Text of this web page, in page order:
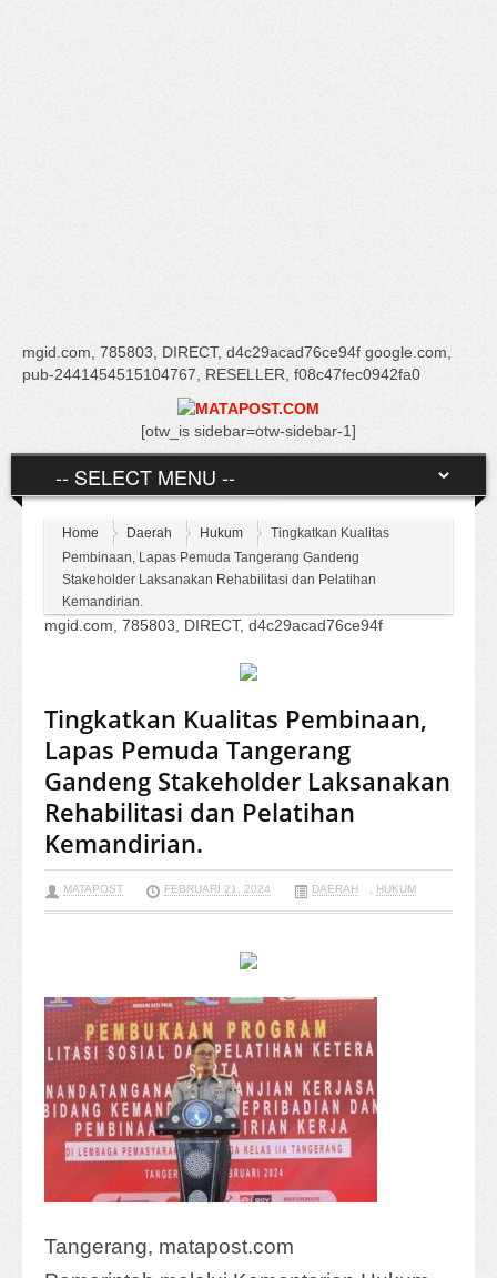
mgid.com, 785803, DIRECT, d4c29acad76ce94f google.com,
pub-2441454515104767, RESELLER, f08c47fec0942fa0
[otw_is sidebar=otw-sidebar-1]
Home Daerah Hukum
Tingkatkan Kualitas
Pembinaan, Lapas Pemuda Tangerang Gandeng
Stakeholder Laksanakan Rehabilitasi dan Pelatihan
Kemandirian.
mgid.com, 785803, DIRECT, d4c29acad76ce94f
Tingkatkan Kualitas Pembinaan,
Lapas Pemuda Tangerang
Gandeng Stakeholder Laksanakan
Rehabilitasi dan Pelatihan
Kemandirian.
MATAPOST FEBRUARI 21, 2024 DAERAH , HUKUM
Tangerang, matapost.com